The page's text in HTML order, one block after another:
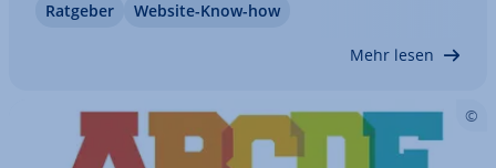
Her­aus­for­de­rung haupt­säch­lich darin, die aus­ge­
Ratgeber Website-Know-how
Mehr lesen